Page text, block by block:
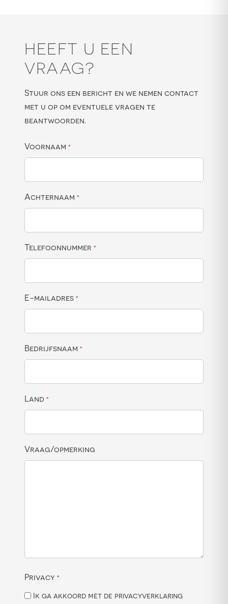
HEEFT U EEN
VRAAG?
Stuur ons een bericht en we nemen contact
met u op om eventuele vragen te
beantwoorden.
Voornaam *
Achternaam *
Telefoonnummer *
E-mailadres *
Bedrijfsnaam *
Land *
Vraag/opmerking
Privacy *
Ik ga akkoord met de privacyverklaring